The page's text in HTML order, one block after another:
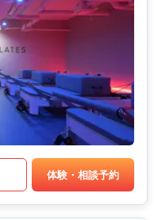
体験・相談予約